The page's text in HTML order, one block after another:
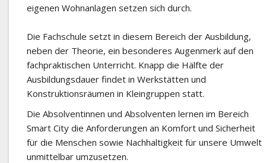
eigenen Wohnanlagen setzen sich durch.
Die Fachschule setzt in diesem Bereich der Ausbildung,
neben der Theorie, ein besonderes Augenmerk auf den
fachpraktischen Unterricht. Knapp die Hälfte der
Ausbildungsdauer findet in Werkstätten und
Konstruktionsräumen in Kleingruppen statt.
Die Absolventinnen und Absolventen lernen im Bereich
Smart City die Anforderungen an Komfort und Sicherheit
für die Menschen sowie Nachhaltigkeit für unsere Umwelt
unmittelbar umzusetzen.